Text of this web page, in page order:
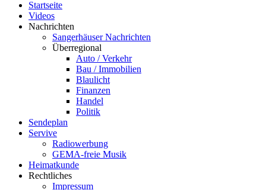
Startseite
Videos
Nachrichten
Sangerhäuser Nachrichten
Überregional
Auto / Verkehr
Bau / Immobilien
Blaulicht
Finanzen
Handel
Politik
Sendeplan
Servive
Radiowerbung
GEMA-freie Musik
Heimatkunde
Rechtliches
Impressum